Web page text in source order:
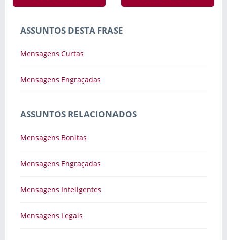
ASSUNTOS DESTA FRASE
Mensagens Curtas
Mensagens Engraçadas
ASSUNTOS RELACIONADOS
Mensagens Bonitas
Mensagens Engraçadas
Mensagens Inteligentes
Mensagens Legais